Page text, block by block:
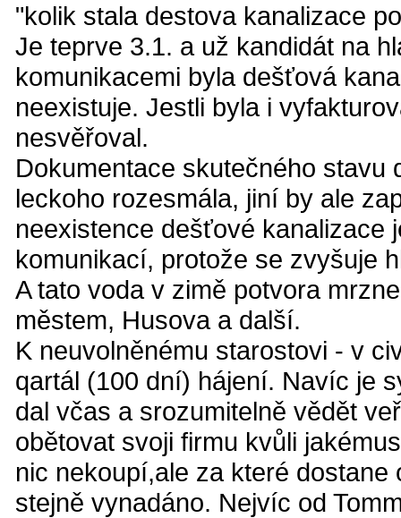
"kolik stala destova kanalizace
Je teprve 3.1. a už kandidát na
komunikacemi byla dešťová
neexistuje. Jestli byla i
nesvěřoval.
Dokumentace skutečného
leckoho rozesmála, jiní by ale
neexistence dešťové kanalizace
komunikací, protože se zvyšuje
A tato voda v zimě potvora
městem, Husova a další.
K neuvolněnému starostovi - v
qartál (100 dní) hájení. Navíc je
dal včas a srozumitelně vědět
obětovat svoji firmu kvůli
nic nekoupí,ale za které
stejně vynadáno. Nejvíc od